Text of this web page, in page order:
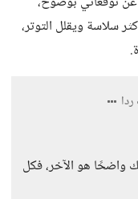
سلاسة ويقلل التوتر،
واضحًا هو الآخر، فكل